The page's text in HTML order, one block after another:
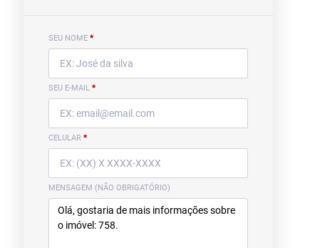
SEU NOME *
SEU E-MAIL *
CELULAR *
MENSAGEM (NÃO OBRIGATÓRIO)